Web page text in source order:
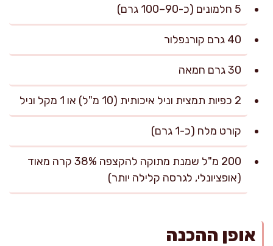
5 חלמונים (כ-90–100 גרם)
40 גרם קורנפלור
30 גרם חמאה
2 כפיות תמצית וניל איכותית (10 מ"ל) או 1 מקל וניל
קורט מלח (כ-1 גרם)
200 מ"ל שמנת מתוקה להקצפה 38% קרה מאוד
(אופציונלי, לגרסה קלילה יותר)
אופן ההכנה